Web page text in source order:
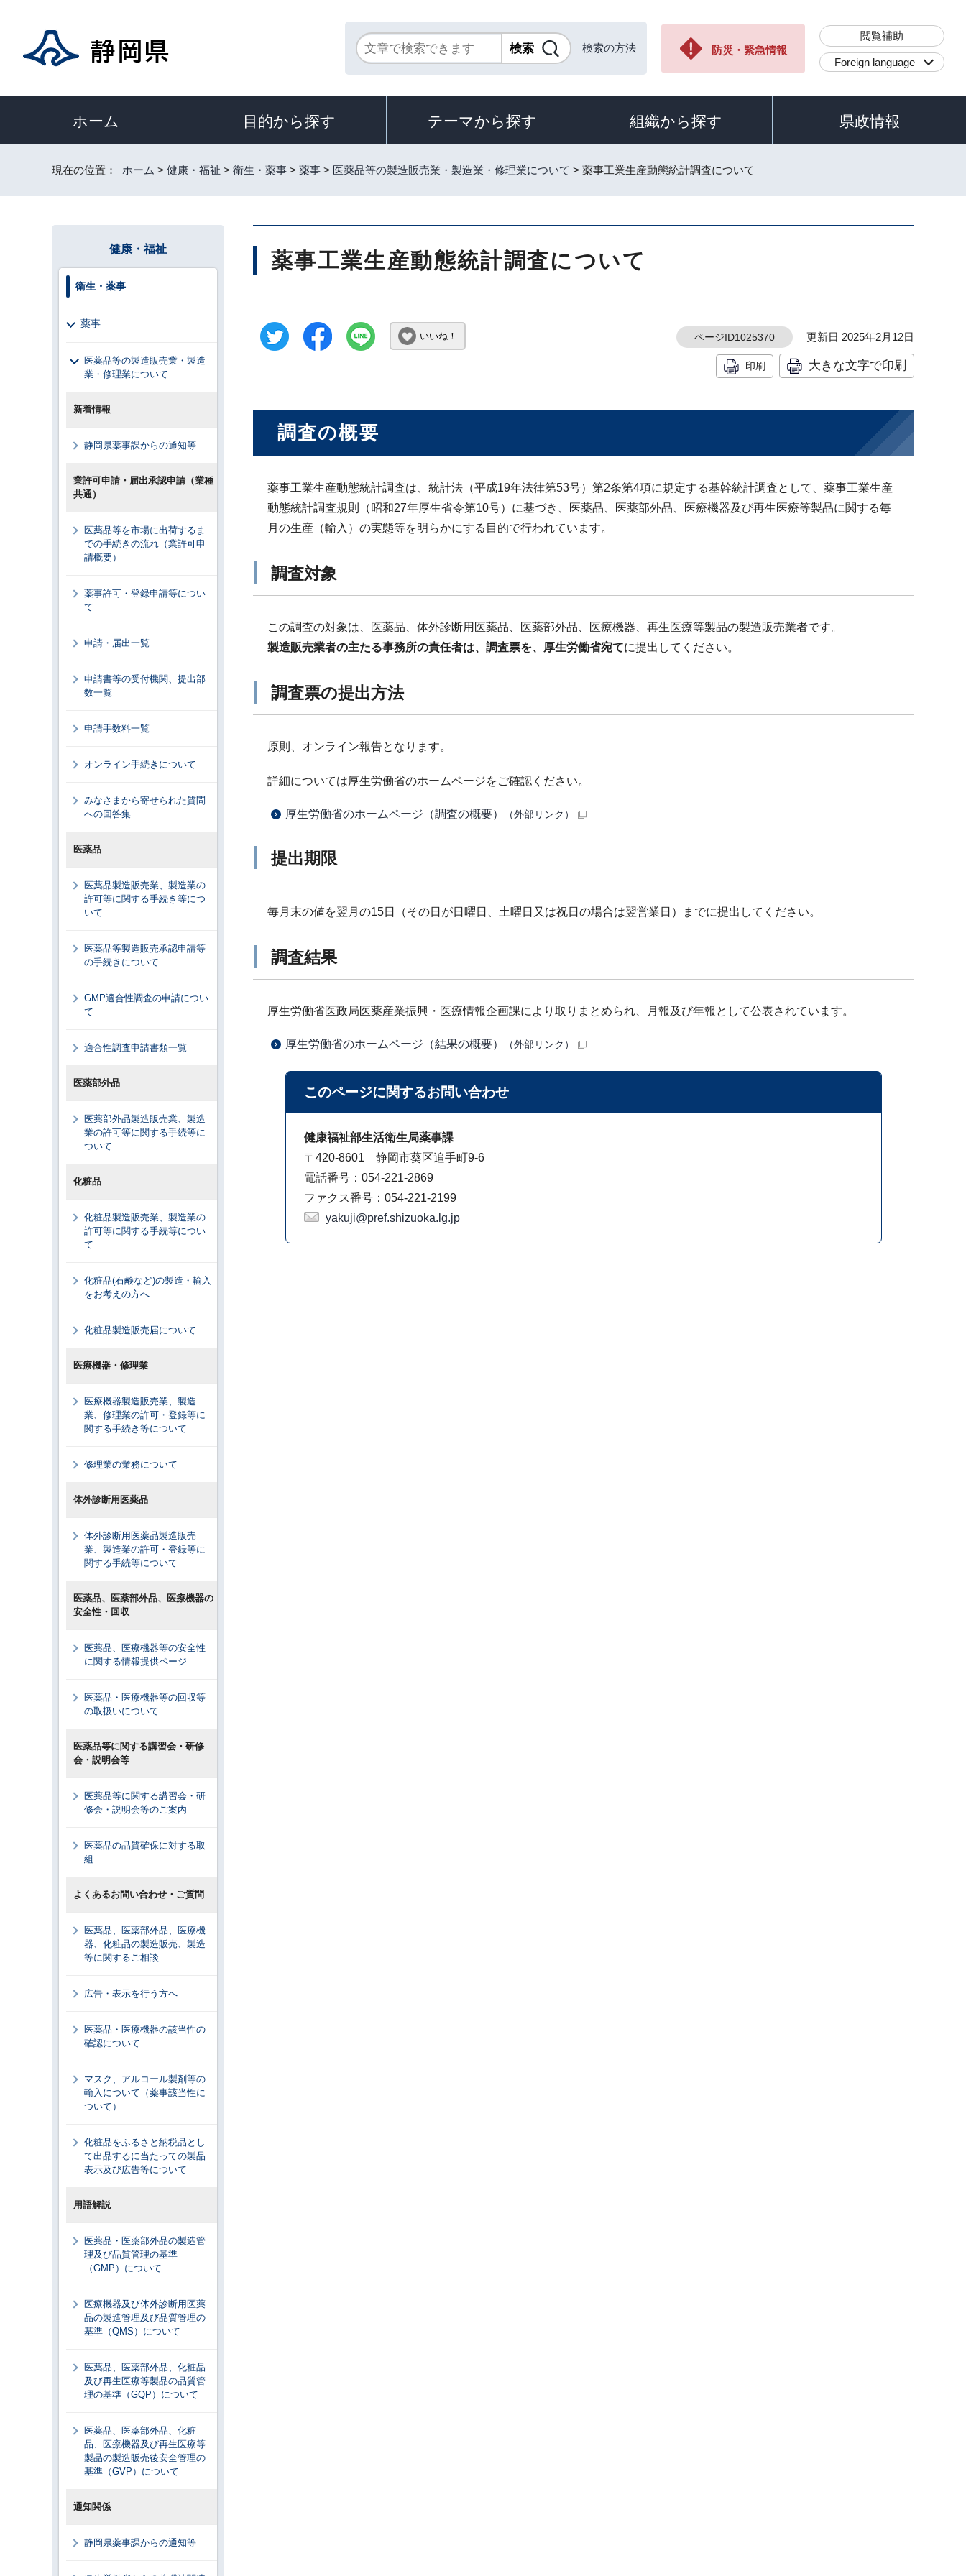
検索の方法 防災・緊急情報
閲覧補助
Foreign language
ホーム 目的から探す テーマから探す 組織から探す 県政情報
現在の位置： ホーム > 健康・福祉 > 衛生・薬事 > 薬事 > 医薬品等の製造販売業・製造業・修理業について > 薬事工業生産動態統計調査について
薬事工業生産動態統計調査について
いいね！ ページID1025370 更新日 2025年2月12日
印刷 大きな文字で印刷
調査の概要
薬事工業生産動態統計調査は、統計法（平成19年法律第53号）第2条第4項に規定する基幹統計調査として、薬事工業生産
動態統計調査規則（昭和27年厚生省令第10号）に基づき、医薬品、医薬部外品、医療機器及び再生医療等製品に関する毎
月の生産（輸入）の実態等を明らかにする目的で行われています。
調査対象
この調査の対象は、医薬品、体外診断用医薬品、医薬部外品、医療機器、再生医療等製品の製造販売業者です。
製造販売業者の主たる事務所の責任者は、調査票を、厚生労働省宛てに提出してください。
調査票の提出方法
原則、オンライン報告となります。
詳細については厚生労働省のホームページをご確認ください。
厚生労働省のホームページ（調査の概要） （外部リンク）
提出期限
毎月末の値を翌月の15日（その日が日曜日、土曜日又は祝日の場合は翌営業日）までに提出してください。
調査結果
厚生労働省医政局医薬産業振興・医療情報企画課により取りまとめられ、月報及び年報として公表されています。
厚生労働省のホームページ（結果の概要） （外部リンク）
このページに関するお問い合わせ
健康福祉部生活衛生局薬事課
〒420-8601 静岡市葵区追手町9-6
電話番号：054-221-2869
ファクス番号：054-221-2199
yakuji@pref.shizuoka.lg.jp
健康・福祉
衛生・薬事
薬事
医薬品等の製造販売業・製造
業・修理業について
新着情報
静岡県薬事課からの通知等
業許可申請・届出承認申請（業種
共通）
医薬品等を市場に出荷するま
での手続きの流れ（業許可申
請概要）
薬事許可・登録申請等につい
て
申請・届出一覧
申請書等の受付機関、提出部
数一覧
申請手数料一覧
オンライン手続きについて
みなさまから寄せられた質問
への回答集
医薬品
医薬品製造販売業、製造業の
許可等に関する手続き等につ
いて
医薬品等製造販売承認申請等
の手続きについて
GMP適合性調査の申請につい
て
適合性調査申請書類一覧
医薬部外品
医薬部外品製造販売業、製造
業の許可等に関する手続等に
ついて
化粧品
化粧品製造販売業、製造業の
許可等に関する手続等につい
て
化粧品(石鹸など)の製造・輸入
をお考えの方へ
化粧品製造販売届について
医療機器・修理業
医療機器製造販売業、製造
業、修理業の許可・登録等に
関する手続き等について
修理業の業務について
体外診断用医薬品
体外診断用医薬品製造販売
業、製造業の許可・登録等に
関する手続等について
医薬品、医薬部外品、医療機器の
安全性・回収
医薬品、医療機器等の安全性
に関する情報提供ページ
医薬品・医療機器等の回収等
の取扱いについて
医薬品等に関する講習会・研修
会・説明会等
医薬品等に関する講習会・研
修会・説明会等のご案内
医薬品の品質確保に対する取
組
よくあるお問い合わせ・ご質問
医薬品、医薬部外品、医療機
器、化粧品の製造販売、製造
等に関するご相談
広告・表示を行う方へ
医薬品・医療機器の該当性の
確認について
マスク、アルコール製剤等の
輸入について（薬事該当性に
ついて）
化粧品をふるさと納税品とし
て出品するに当たっての製品
表示及び広告等について
用語解説
医薬品・医薬部外品の製造管
理及び品質管理の基準
（GMP）について
医療機器及び体外診断用医薬
品の製造管理及び品質管理の
基準（QMS）について
医薬品、医薬部外品、化粧品
及び再生医療等製品の品質管
理の基準（GQP）について
医薬品、医薬部外品、化粧
品、医療機器及び再生医療等
製品の製造販売後安全管理の
基準（GVP）について
通知関係
静岡県薬事課からの通知等